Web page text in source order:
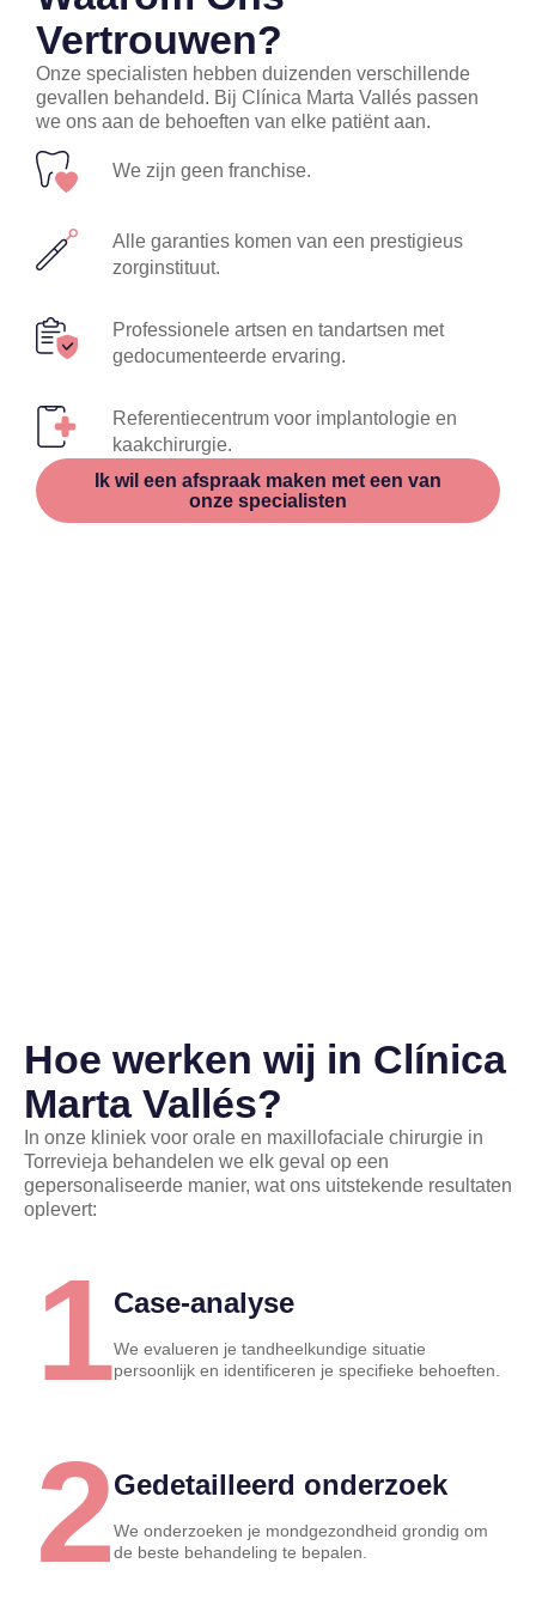
Vertrouwen?
Onze specialisten hebben duizenden verschillende
gevallen behandeld. Bij Clínica Marta Vallés passen
we ons aan de behoeften van elke patiënt aan.
We zijn geen franchise.
Alle garanties komen van een prestigieus
zorginstituut.
Professionele artsen en tandartsen met
gedocumenteerde ervaring.
Referentiecentrum voor implantologie en
kaakchirurgie.
Ik wil een afspraak maken met een van
onze specialisten
Hoe werken wij in Clínica
Marta Vallés?
In onze kliniek voor orale en maxillofaciale chirurgie in
Torrevieja behandelen we elk geval op een
gepersonaliseerde manier, wat ons uitstekende resultaten
oplevert:
1Case-analyse
We evalueren je tandheelkundige situatie
persoonlijk en identificeren je specifieke behoeften.
2Gedetailleerd onderzoek
We onderzoeken je mondgezondheid grondig om
de beste behandeling te bepalen.